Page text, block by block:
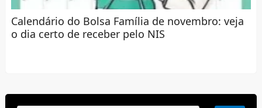
Calendário do Bolsa Família de novembro: veja
o dia certo de receber pelo NIS